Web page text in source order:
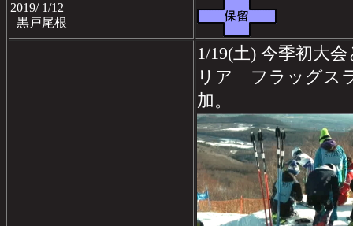
2019/ 1/12
_黒戸尾根
1/19(土) 今季初大
リア フラッグス
加。